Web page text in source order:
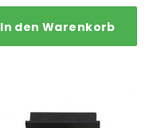
In den Warenkorb